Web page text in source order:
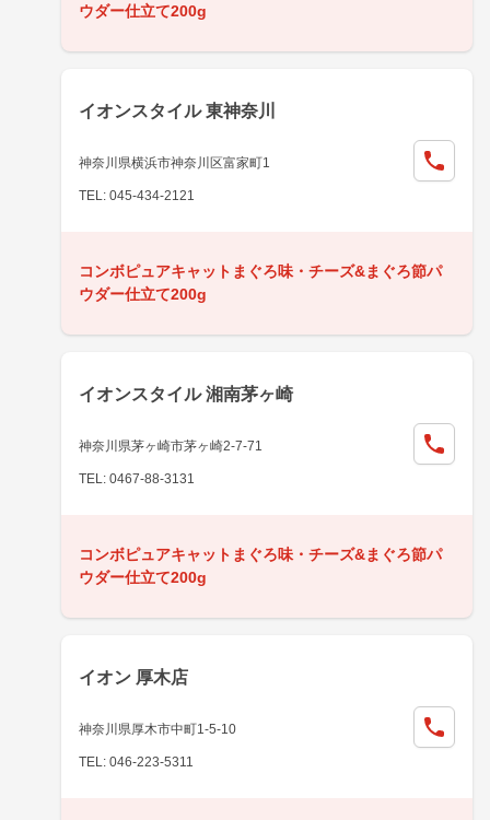
ウダー仕立て200g
イオンスタイル 東神奈川
神奈川県横浜市神奈川区富家町1
TEL: 045-434-2121
コンボピュアキャットまぐろ味・チーズ&まぐろ節パ
ウダー仕立て200g
イオンスタイル 湘南茅ヶ崎
神奈川県茅ヶ崎市茅ヶ崎2-7-71
TEL: 0467-88-3131
コンボピュアキャットまぐろ味・チーズ&まぐろ節パ
ウダー仕立て200g
イオン 厚木店
神奈川県厚木市中町1-5-10
TEL: 046-223-5311